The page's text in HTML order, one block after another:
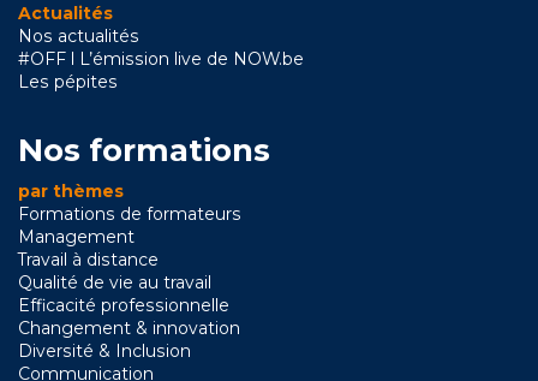
Actualités
Nos actualités
#OFF l L’émission live de NOW.be
Les pépites
Nos formations
par thèmes
Formations de formateurs
Management
Travail à distance
Qualité de vie au travail
Efficacité professionnelle
Changement & innovation
Diversité & Inclusion
Communication